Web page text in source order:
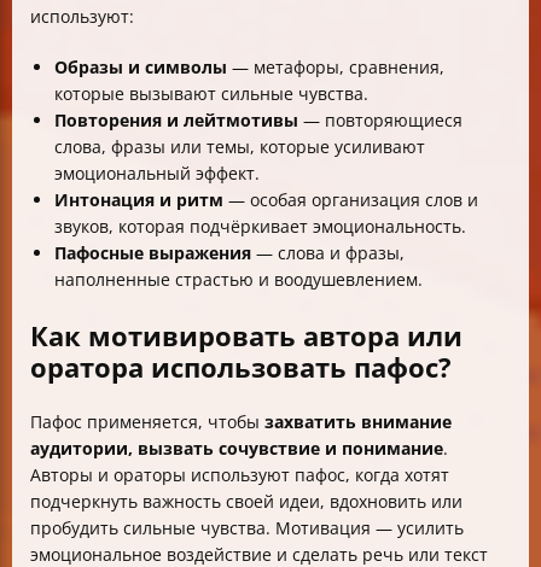
используют:
Образы и символы — метафоры, сравнения,
которые вызывают сильные чувства.
Повторения и лейтмотивы — повторяющиеся
слова, фразы или темы, которые усиливают
эмоциональный эффект.
Интонация и ритм — особая организация слов и
звуков, которая подчёркивает эмоциональность.
Пафосные выражения — слова и фразы,
наполненные страстью и воодушевлением.
Как мотивировать автора или
оратора использовать пафос?
Пафос применяется, чтобы захватить внимание
аудитории, вызвать сочувствие и понимание.
Авторы и ораторы используют пафос, когда хотят
подчеркнуть важность своей идеи, вдохновить или
пробудить сильные чувства. Мотивация — усилить
эмоциональное воздействие и сделать речь или текст